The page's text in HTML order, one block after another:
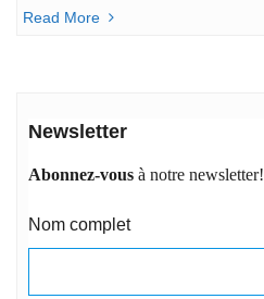
Read More
Newsletter
Abonnez-vous à notre newsletter!
Nom complet